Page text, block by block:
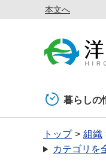
本文へ
暮らしの
トップ 組織
カテゴリを